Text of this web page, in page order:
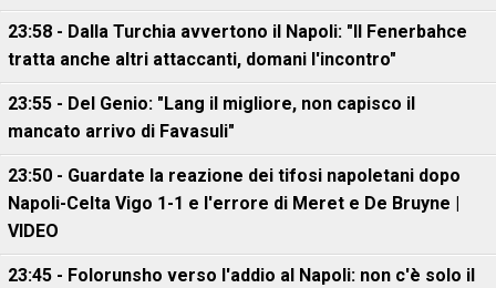
23:58 - Dalla Turchia avvertono il Napoli: "Il Fenerbahce
tratta anche altri attaccanti, domani l'incontro"
23:55 - Del Genio: "Lang il migliore, non capisco il
mancato arrivo di Favasuli"
23:50 - Guardate la reazione dei tifosi napoletani dopo
Napoli-Celta Vigo 1-1 e l'errore di Meret e De Bruyne |
VIDEO
23:45 - Folorunsho verso l'addio al Napoli: non c'è solo il